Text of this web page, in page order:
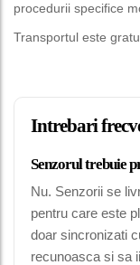
procedurii specifice
Transportul este
Intrebari
Senzorul trebuie
Nu. Senzorii se
pentru care este
doar sincronizati
recunoasca si sa